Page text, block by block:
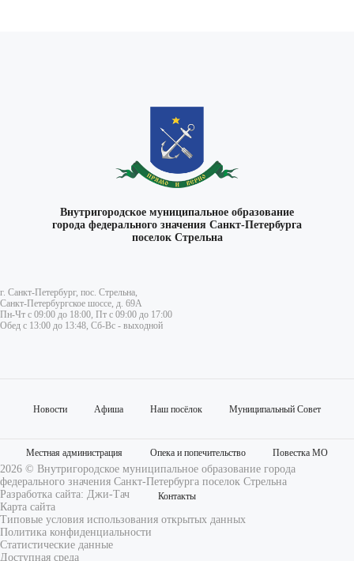
Внутригородское муниципальное образование
города федерального значения Санкт-Петербурга
поселок Стрельна
г. Санкт-Петербург, пос. Стрельна,
Санкт-Петербургское шоссе, д. 69А
Пн-Чт с 09:00 до 18:00, Пт с 09:00 до 17:00
Обед с 13:00 до 13:48, Сб-Вс - выходной
Новости Афиша Наш посёлок Муниципальный Совет
Местная администрация Опека и попечительство Повестка МО
Контакты
2026 © Внутригородское муниципальное образование города
федерального значения Санкт-Петербурга поселок Стрельна
Разработка сайта: Джи-Тач
Карта сайта
Типовые условия использования открытых данных
Политика конфиденциальности
Статистические данные
Доступная среда